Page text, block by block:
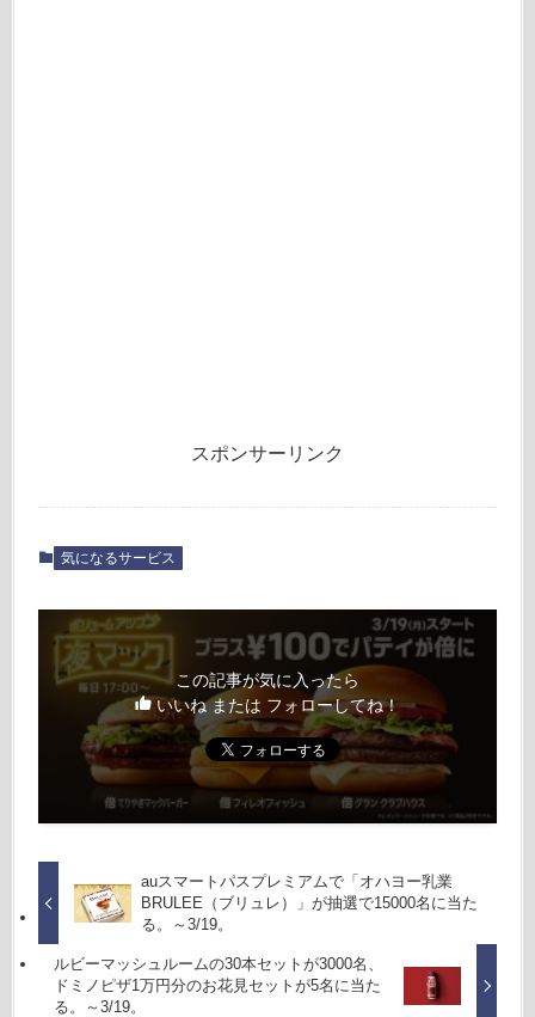
スポンサーリンク
気になるサービス
この記事が気に入ったら
いいね または フォローしてね！
auスマートパスプレミアムで「オハヨー乳業
BRULEE（ブリュレ）」が抽選で15000名に当た
る。～3/19。
ルビーマッシュルームの30本セットが3000名、
ドミノピザ1万円分のお花見セットが5名に当た
る。～3/19。